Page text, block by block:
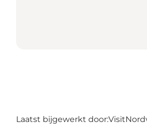
Laatst bijgewerkt door: